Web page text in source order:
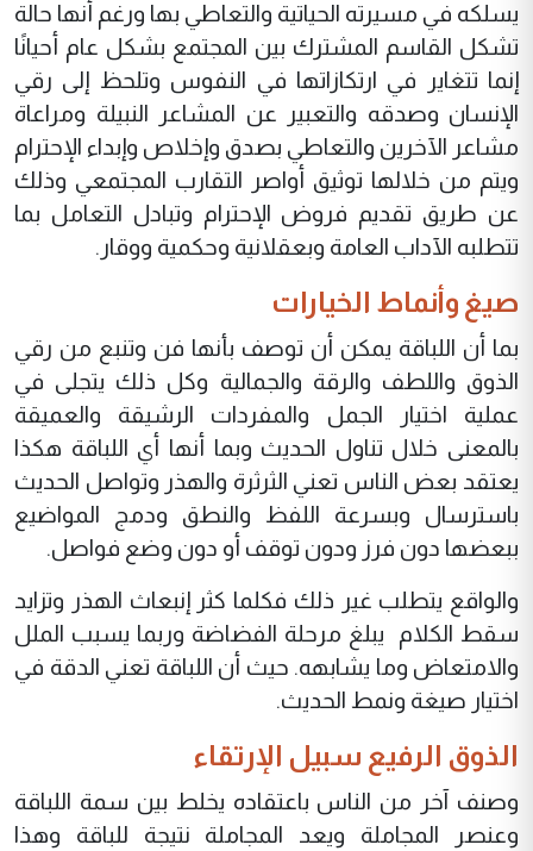
يسلكه في مسيرته الحياتية والتعاطي بها ورغم أنها حالة
تشكل القاسم المشترك بين المجتمع بشكل عام أحيانًا
إنما تتغاير في ارتكازاتها في النفوس وتلحظ إلى رقي
الإنسان وصدقه والتعبير عن المشاعر النبيلة ومراعاة
مشاعر الآخرين والتعاطي بصدق وإخلاص وإبداء الإحترام
ويتم من خلالها توثيق أواصر التقارب المجتمعي وذلك
عن طريق تقديم فروض الإحترام وتبادل التعامل بما
تتطلبه الآداب العامة وبعقلانية وحكمية ووقار.
صيغ وأنماط الخيارات
بما أن اللباقة يمكن أن توصف بأنها فن وتنبع من رقي
الذوق واللطف والرقة والجمالية وكل ذلك يتجلى في
عملية اختيار الجمل والمفردات الرشيقة والعميقة
بالمعنى خلال تناول الحديث وبما أنها أي اللباقة هكذا
يعتقد بعض الناس تعني الثرثرة والهذر وتواصل الحديث
باسترسال وبسرعة اللفظ والنطق ودمج المواضيع
ببعضها دون فرز ودون توقف أو دون وضع فواصل.
والواقع يتطلب غير ذلك فكلما كثر إنبعاث الهذر وتزايد
سقط الكلام يبلغ مرحلة الفضاضة وربما يسبب الملل
والامتعاض وما يشابهه. حيث أن اللباقة تعني الدقة في
اختيار صيغة ونمط الحديث.
الذوق الرفيع سبيل الإرتقاء
وصنف آخر من الناس باعتقاده يخلط بين سمة اللباقة
وعنصر المجاملة ويعد المجاملة نتيجة للباقة وهذا